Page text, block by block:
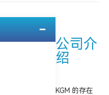
公司介
绍
KGM 的存在